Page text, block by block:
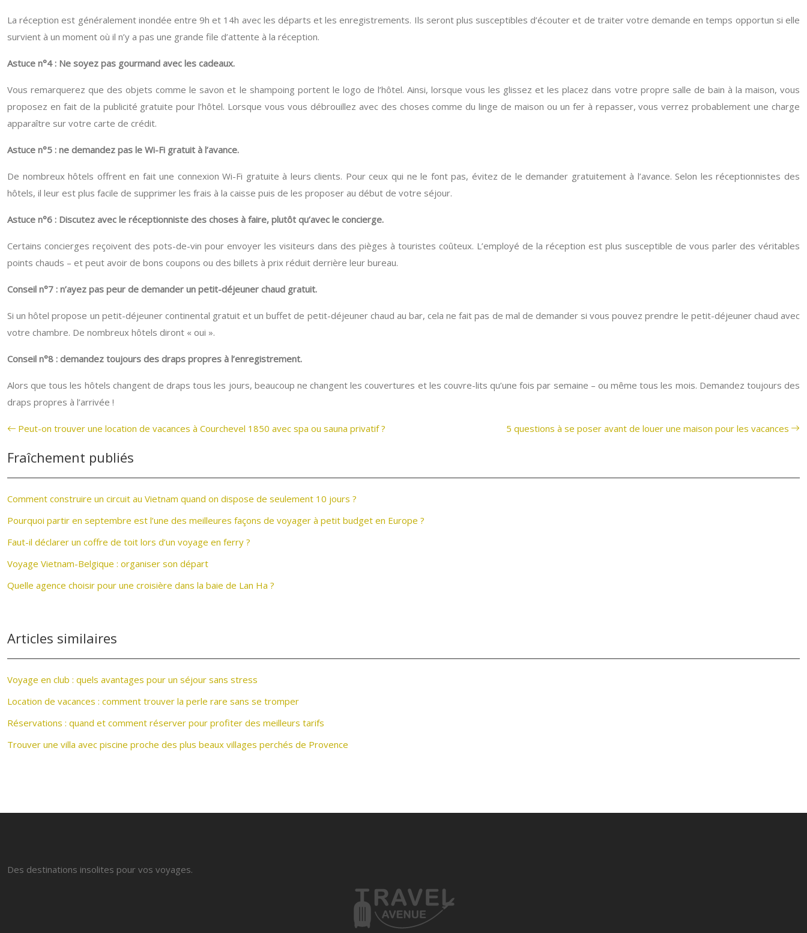
La réception est généralement inondée entre 9h et 14h avec les départs et les enregistrements. Ils seront plus susceptibles d’écouter et de traiter votre demande en temps opportun si elle
survient à un moment où il n’y a pas une grande file d’attente à la réception.
Astuce n°4 : Ne soyez pas gourmand avec les cadeaux.
Vous remarquerez que des objets comme le savon et le shampoing portent le logo de l’hôtel. Ainsi, lorsque vous les glissez et les placez dans votre propre salle de bain à la maison, vous
proposez en fait de la publicité gratuite pour l’hôtel. Lorsque vous vous débrouillez avec des choses comme du linge de maison ou un fer à repasser, vous verrez probablement une charge
apparaître sur votre carte de crédit.
Astuce n°5 : ne demandez pas le Wi-Fi gratuit à l’avance.
De nombreux hôtels offrent en fait une connexion Wi-Fi gratuite à leurs clients. Pour ceux qui ne le font pas, évitez de le demander gratuitement à l’avance. Selon les réceptionnistes des
hôtels, il leur est plus facile de supprimer les frais à la caisse puis de les proposer au début de votre séjour.
Astuce n°6 : Discutez avec le réceptionniste des choses à faire, plutôt qu’avec le concierge.
Certains concierges reçoivent des pots-de-vin pour envoyer les visiteurs dans des pièges à touristes coûteux. L’employé de la réception est plus susceptible de vous parler des véritables
points chauds – et peut avoir de bons coupons ou des billets à prix réduit derrière leur bureau.
Conseil n°7 : n’ayez pas peur de demander un petit-déjeuner chaud gratuit.
Si un hôtel propose un petit-déjeuner continental gratuit et un buffet de petit-déjeuner chaud au bar, cela ne fait pas de mal de demander si vous pouvez prendre le petit-déjeuner chaud avec
votre chambre. De nombreux hôtels diront « oui ».
Conseil n°8 : demandez toujours des draps propres à l’enregistrement.
Alors que tous les hôtels changent de draps tous les jours, beaucoup ne changent les couvertures et les couvre-lits qu’une fois par semaine – ou même tous les mois. Demandez toujours des
draps propres à l’arrivée !
Peut-on trouver une location de vacances à Courchevel 1850 avec spa ou sauna privatif ? 5 questions à se poser avant de louer une maison pour les vacances
Fraîchement publiés
Comment construire un circuit au Vietnam quand on dispose de seulement 10 jours ?
Pourquoi partir en septembre est l’une des meilleures façons de voyager à petit budget en Europe ?
Faut-il déclarer un coffre de toit lors d’un voyage en ferry ?
Voyage Vietnam-Belgique : organiser son départ
Quelle agence choisir pour une croisière dans la baie de Lan Ha ?
Articles similaires
Voyage en club : quels avantages pour un séjour sans stress
Location de vacances : comment trouver la perle rare sans se tromper
Réservations : quand et comment réserver pour profiter des meilleurs tarifs
Trouver une villa avec piscine proche des plus beaux villages perchés de Provence
Des destinations insolites pour vos voyages.